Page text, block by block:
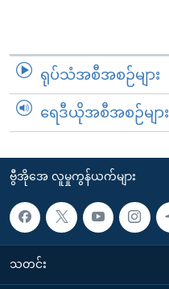
ရုပ်သံအစီအစဉ်များ
ရေဒီယိုအစီအစဉ်များ
ဗွီအိုအေ လူမှုကွန်ယက်များ
သတင်း